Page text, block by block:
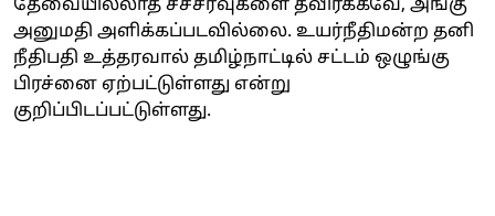
தேவையில்லாத சச்சரவுகளை தவிர்க்கவே, அங்கு
அனுமதி அளிக்கப்படவில்லை. உயர்நீதிமன்ற தனி
நீதிபதி உத்தரவால் தமிழ்நாட்டில் சட்டம் ஒழுங்கு
பிரச்னை ஏற்பட்டுள்ளது என்று
குறிப்பிடப்பட்டுள்ளது.